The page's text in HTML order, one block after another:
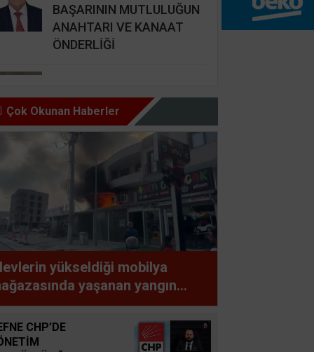
BAŞARININ MUTLULUĞUN
ANAHTARI VE KANAAT
ÖNDERLİĞİ
GÜZEL İNSAN ŞARTI BU,
HAZ OLMAZ DAR’A KARŞI
BİR BAŞIMIZI KALDIRIP
YAPILAN ANLAŞMALARI
GÖREBİLSEK
Süleyman GÖKSU
Zaferler Ayı Ağustos
AYNI ENKAZIN TOZUNU
Çok Okunan Haberler
yükseldiği mobilya
yaşanan yangın
paniğe neden oldu
CHP’DE